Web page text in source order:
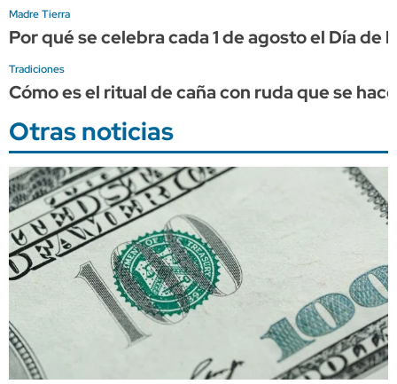
Madre Tierra
Por qué se celebra cada 1 de agosto el Día
Tradiciones
Cómo es el ritual de caña con ruda que se
Otras noticias